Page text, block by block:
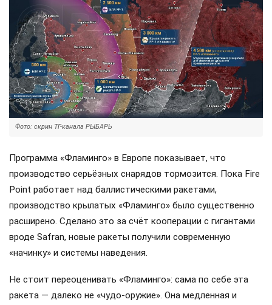
Фото: скрин ТГ-канала РЫБАРЬ
Программа «Фламинго» в Европе показывает, что
производство серьёзных снарядов тормозится. Пока Fire
Point работает над баллистическими ракетами,
производство крылатых «Фламинго» было существенно
расширено. Сделано это за счёт кооперации с гигантами
вроде Safran, новые ракеты получили современную
«начинку» и системы наведения.
Не стоит переоценивать «Фламинго»: сама по себе эта
ракета — далеко не «чудо-оружие». Она медленная и